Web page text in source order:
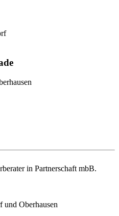
in Partnerschaft mbB.
und Oberhausen